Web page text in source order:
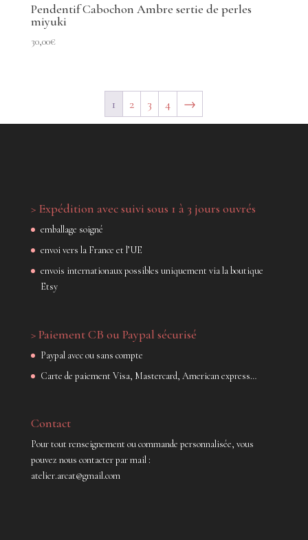
Pendentif Cabochon Ambre sertie de perles
miyuki
30,00€
1 2 3 4 →
> Expédition avec suivi sous 1 à 3 jours ouvrés
emballage soigné
envoi vers la France et l’UE
envois internationaux possibles uniquement via la boutique
Etsy
> Paiement CB ou Paypal sécurisé
Paypal avec ou sans compte
Carte de paiement Visa, Mastercard, American express…
Contact
Pour tout renseignement ou commande personnalisée, vous
pouvez nous contacter par mail :
atelier.arcat@gmail.com